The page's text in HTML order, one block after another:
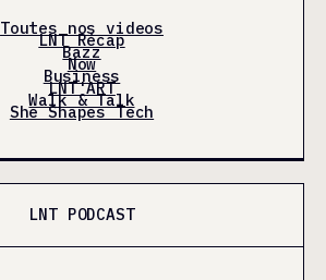
Toutes nos videos
LNT Récap
Bazz
Now
Business
LNT'ART
Walk & Talk
She Shapes Tech
LNT PODCAST